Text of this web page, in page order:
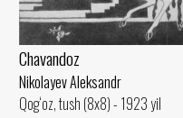
Chavandoz
Nikolayev Aleksandr
Qog‘oz, tush (8x8) - 1923 yil